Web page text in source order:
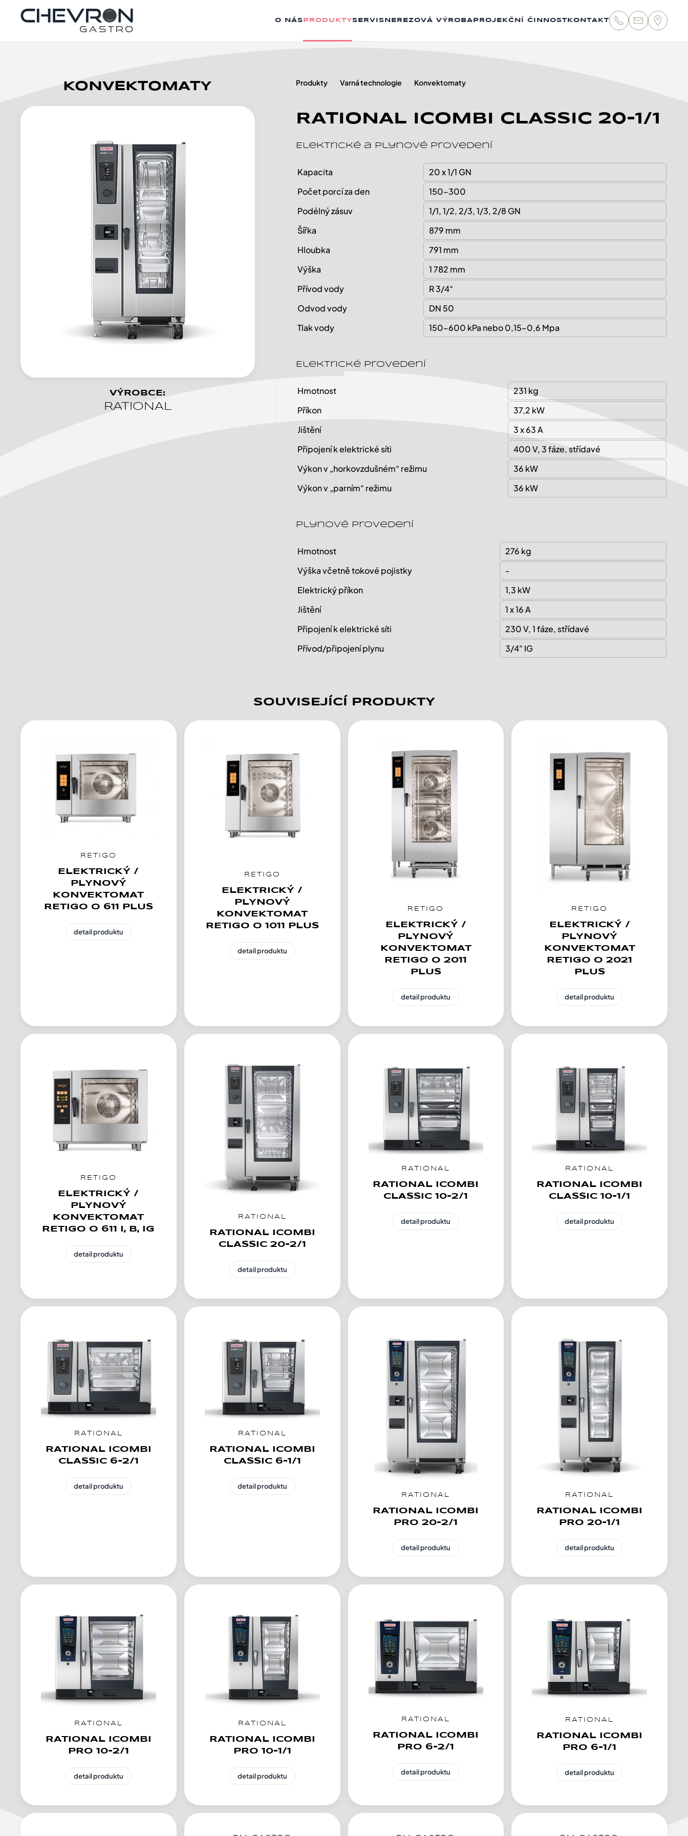
Skip to main content
O NÁS PRODUKTYSERVIS NEREZOVÁ VÝROBA PROJEKČNÍ ČINNOST KONTAKT
KONVEKTOMATY
VÝROBCE:
RATIONAL
Produkty Varná technologie Konvektomaty
RATIONAL ICOMBI CLASSIC 20-1/1
Elektrické a plynové provedení
Kapacita
20 x 1/1 GN
Počet porcí za den
150–300
Podélný zásuv
1/1, 1/2, 2/3, 1/3, 2/8 GN
Šířka
879 mm
Hloubka
791 mm
Výška
1 782 mm
Přívod vody
R 3/4“
Odvod vody
DN 50
Tlak vody
150–600 kPa nebo 0,15–0,6 Mpa
Elektrické provedení
Hmotnost
231 kg
Příkon
37,2 kW
Jištění
3 x 63 A
Připojení k elektrické síti
400 V, 3 fáze, střídavé
Výkon v „horkovzdušném“ režimu
36 kW
Výkon v „parním“ režimu
36 kW
Plynové provedení
Hmotnost
276 kg
Výška včetně tokové pojistky
-
Elektrický příkon
1,3 kW
Jištění
1 x 16 A
Připojení k elektrické síti
230 V, 1 fáze, střídavé
Přívod/připojení plynu
3/4" IG
SOUVISEJÍCÍ PRODUKTY
RETIGO
ELEKTRICKÝ /
PLYNOVÝ
KONVEKTOMAT
RETIGO O 611 PLUS
detail produktu
RETIGO
ELEKTRICKÝ /
PLYNOVÝ
KONVEKTOMAT
RETIGO O 1011 PLUS
detail produktu
RETIGO
ELEKTRICKÝ /
PLYNOVÝ
KONVEKTOMAT
RETIGO O 2011
PLUS
detail produktu
RETIGO
ELEKTRICKÝ /
PLYNOVÝ
KONVEKTOMAT
RETIGO O 2021
PLUS
detail produktu
RETIGO
ELEKTRICKÝ /
PLYNOVÝ
KONVEKTOMAT
RETIGO O 611 I, B, IG
detail produktu
RATIONAL
RATIONAL ICOMBI
CLASSIC 20-2/1
detail produktu
RATIONAL
RATIONAL ICOMBI
CLASSIC 10-2/1
detail produktu
RATIONAL
RATIONAL ICOMBI
CLASSIC 10-1/1
detail produktu
RATIONAL
RATIONAL ICOMBI
CLASSIC 6-2/1
detail produktu
RATIONAL
RATIONAL ICOMBI
CLASSIC 6-1/1
detail produktu
RATIONAL
RATIONAL ICOMBI
PRO 20-2/1
detail produktu
RATIONAL
RATIONAL ICOMBI
PRO 20-1/1
detail produktu
RATIONAL
RATIONAL ICOMBI
PRO 10-2/1
detail produktu
RATIONAL
RATIONAL ICOMBI
PRO 10-1/1
detail produktu
RATIONAL
RATIONAL ICOMBI
PRO 6-2/1
detail produktu
RATIONAL
RATIONAL ICOMBI
PRO 6-1/1
detail produktu